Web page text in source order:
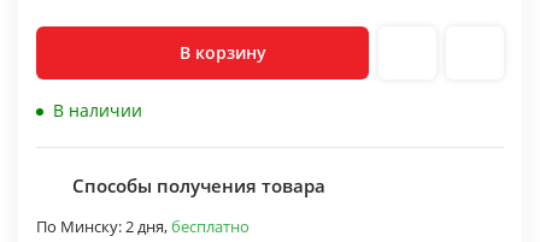
В корзину
В наличии
Способы получения товара
По Минску:2 дня,бесплатно